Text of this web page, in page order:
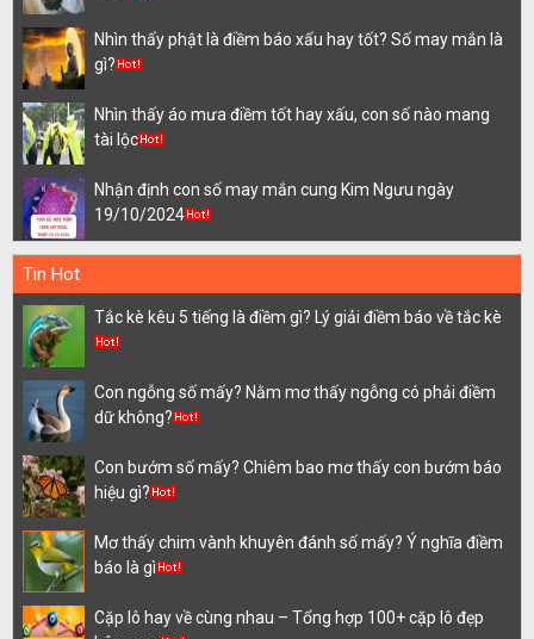
Nhìn thấy phật là điềm báo xấu hay tốt? Số may mắn là
gì?
Nhìn thấy áo mưa điềm tốt hay xấu, con số nào mang
tài lộc
Nhận định con số may mắn cung Kim Ngưu ngày
19/10/2024
Tin Hot
Tắc kè kêu 5 tiếng là điềm gì? Lý giải điềm báo về tắc kè
Con ngỗng số mấy? Nằm mơ thấy ngỗng có phải điềm
dữ không?
Con bướm số mấy? Chiêm bao mơ thấy con bướm báo
hiệu gì?
Mơ thấy chim vành khuyên đánh số mấy? Ý nghĩa điềm
báo là gì
Cặp lô hay về cùng nhau – Tổng hợp 100+ cặp lô đẹp